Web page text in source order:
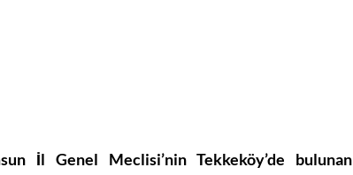
İl Genel Meclisi’nin Tekkeköy’de bulunan